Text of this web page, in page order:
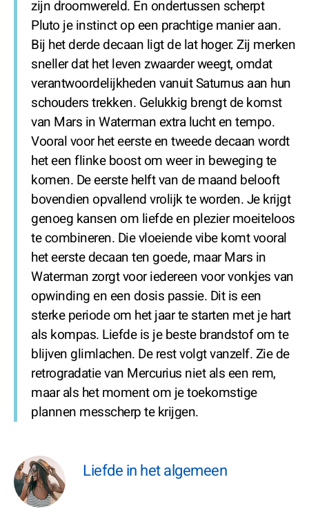
zijn droomwereld. En ondertussen scherpt
Pluto je instinct op een prachtige manier aan.
Bij het derde decaan ligt de lat hoger. Zij merken
sneller dat het leven zwaarder weegt, omdat
verantwoordelijkheden vanuit Saturnus aan hun
schouders trekken. Gelukkig brengt de komst
van Mars in Waterman extra lucht en tempo.
Vooral voor het eerste en tweede decaan wordt
het een flinke boost om weer in beweging te
komen. De eerste helft van de maand belooft
bovendien opvallend vrolijk te worden. Je krijgt
genoeg kansen om liefde en plezier moeiteloos
te combineren. Die vloeiende vibe komt vooral
het eerste decaan ten goede, maar Mars in
Waterman zorgt voor iedereen voor vonkjes van
opwinding en een dosis passie. Dit is een
sterke periode om het jaar te starten met je hart
als kompas. Liefde is je beste brandstof om te
blijven glimlachen. De rest volgt vanzelf. Zie de
retrogradatie van Mercurius niet als een rem,
maar als het moment om je toekomstige
plannen messcherp te krijgen.
Liefde in het algemeen